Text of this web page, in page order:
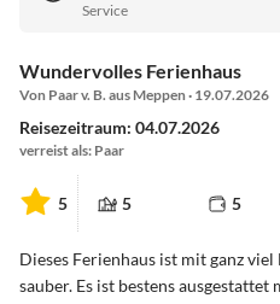
Service
Wundervolles Ferienhaus
Von Paar v. B. aus Meppen · 19.07.2026
Reisezeitraum: 04.07.2026
verreist als: Paar
5 5 5
Dieses Ferienhaus ist mit ganz
sauber. Es ist bestens